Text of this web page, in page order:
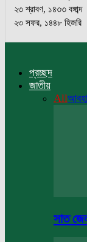
২৩ শ্রাবণ, ১৪৩৩ বঙ্গাব্দ
২৩ সফর, ১৪৪৮ হিজরি
প্রচ্ছদ
জাতীয়
All
সাত